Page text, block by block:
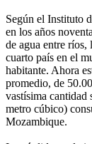
Según el Instituto
en los años
de agua entre ríos,
cuarto país en el
habitante. Ahora
promedio, de
vastísima cantidad
metro cúbico)
Mozambique.